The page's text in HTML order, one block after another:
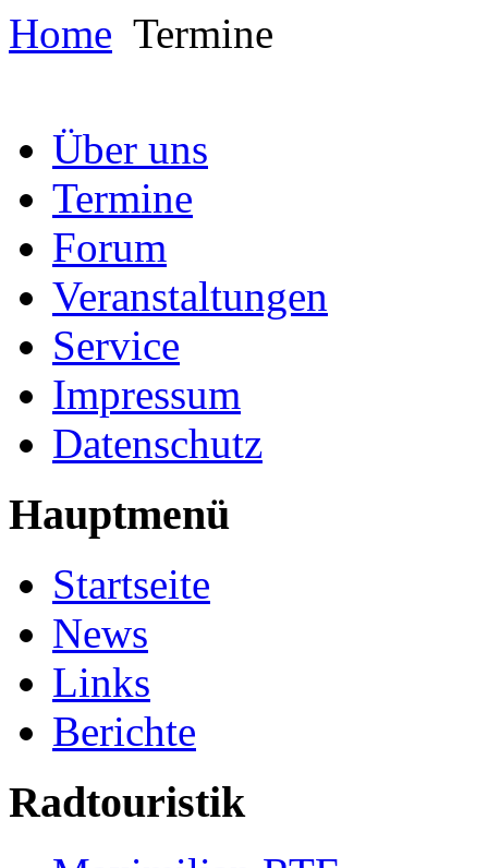
Home Termine
Über uns
Termine
Forum
Veranstaltungen
Service
Impressum
Datenschutz
Hauptmenü
Startseite
News
Links
Berichte
Radtouristik